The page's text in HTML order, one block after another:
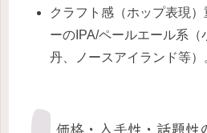
クラフト感（ホップ表現
ーのIPA/ペールエール系（
丹、ノースアイランド等）
価格・入手性・話題性